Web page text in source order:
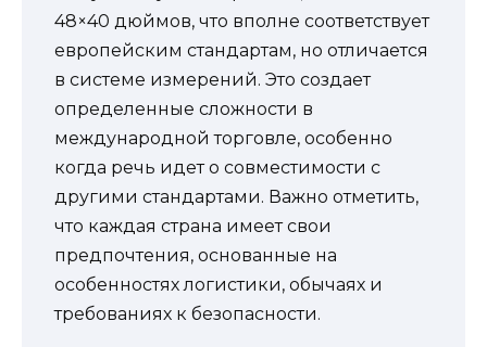
48×40 дюймов, что вполне соответствует
европейским стандартам, но отличается
в системе измерений. Это создает
определенные сложности в
международной торговле, особенно
когда речь идет о совместимости с
другими стандартами. Важно отметить,
что каждая страна имеет свои
предпочтения, основанные на
особенностях логистики, обычаях и
требованиях к безопасности.